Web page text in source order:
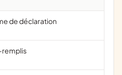
de déclaration
remplis